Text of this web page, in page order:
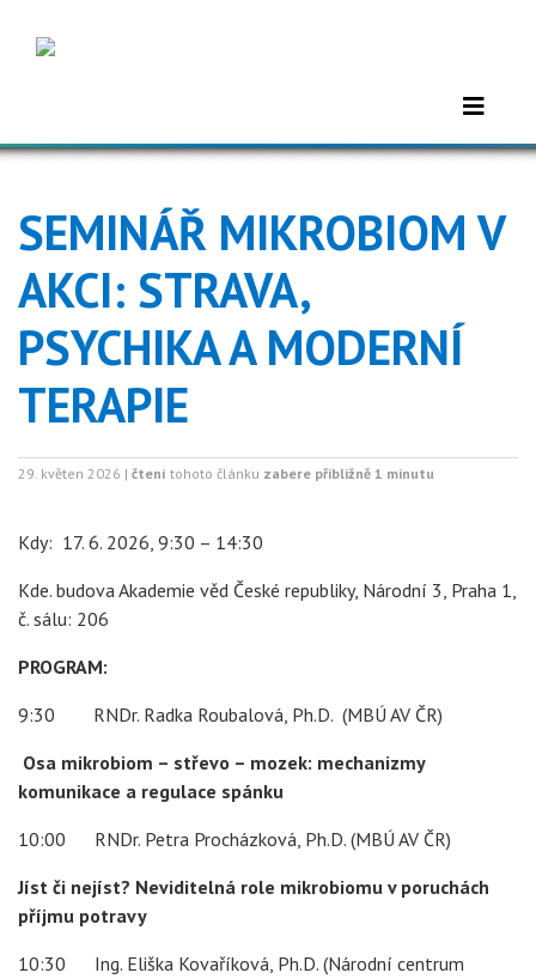
SEMINÁŘ MIKROBIOM V
AKCI: STRAVA,
PSYCHIKA A MODERNÍ
TERAPIE
29. květen 2026 | čtení tohoto článku zabere přibližně 1 minutu
Kdy: 17. 6. 2026, 9:30 – 14:30
Kde. budova Akademie věd České republiky, Národní 3, Praha 1,
č. sálu: 206
PROGRAM:
9:30 RNDr. Radka Roubalová, Ph.D. (MBÚ AV ČR)
Osa mikrobiom – střevo – mozek: mechanizmy
komunikace a regulace spánku
10:00 RNDr. Petra Procházková, Ph.D. (MBÚ AV ČR)
Jíst či nejíst? Neviditelná role mikrobiomu v poruchách
příjmu potravy
10:30 Ing. Eliška Kovaříková, Ph.D. (Národní centrum